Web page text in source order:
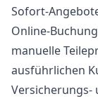
Sofort-
Online-
manuelle
ausführlichen
Versicherungs-